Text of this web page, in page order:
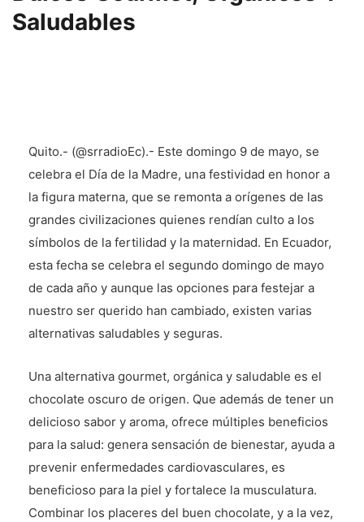
Saludables
Quito.- (@srradioEc).- Este domingo 9 de mayo, se
celebra el Día de la Madre, una festividad en honor a
la figura materna, que se remonta a orígenes de las
grandes civilizaciones quienes rendían culto a los
símbolos de la fertilidad y la maternidad. En Ecuador,
esta fecha se celebra el segundo domingo de mayo
de cada año y aunque las opciones para festejar a
nuestro ser querido han cambiado, existen varias
alternativas saludables y seguras.
Una alternativa gourmet, orgánica y saludable es el
chocolate oscuro de origen. Que además de tener un
delicioso sabor y aroma, ofrece múltiples beneficios
para la salud: genera sensación de bienestar, ayuda a
prevenir enfermedades cardiovasculares, es
beneficioso para la piel y fortalece la musculatura.
Combinar los placeres del buen chocolate, y a la vez,